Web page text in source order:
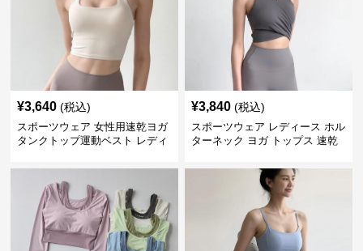
¥3,640 (税込)
スポーツウェア 女性用速乾ヨガ
タンクトップ運動ベスト レディ
¥3,840 (税込)
スポーツウェア レディース ホル
ターネック ヨガ トップス 速乾